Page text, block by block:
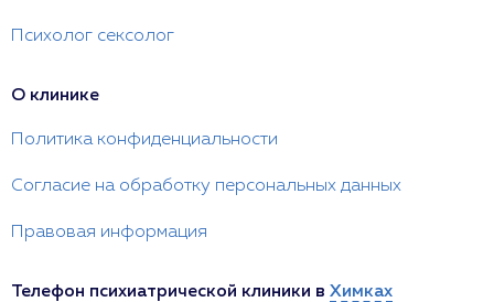
Психолог сексолог
О клинике
Политика конфиденциальности
Согласие на обработку персональных данных
Правовая информация
Телефон психиатрической клиники в Химках